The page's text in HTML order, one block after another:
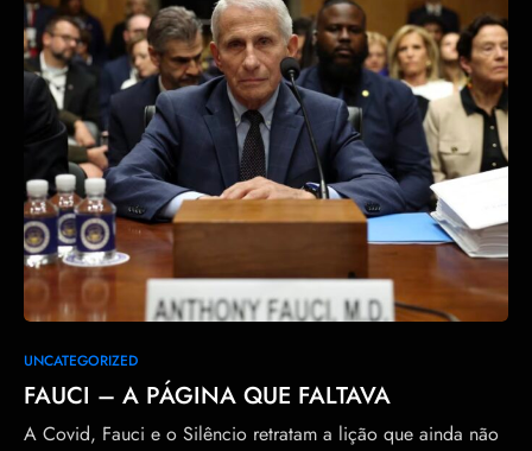
UNCATEGORIZED
FAUCI – A PÁGINA QUE FALTAVA
A Covid, Fauci e o Silêncio retratam a lição que ainda não